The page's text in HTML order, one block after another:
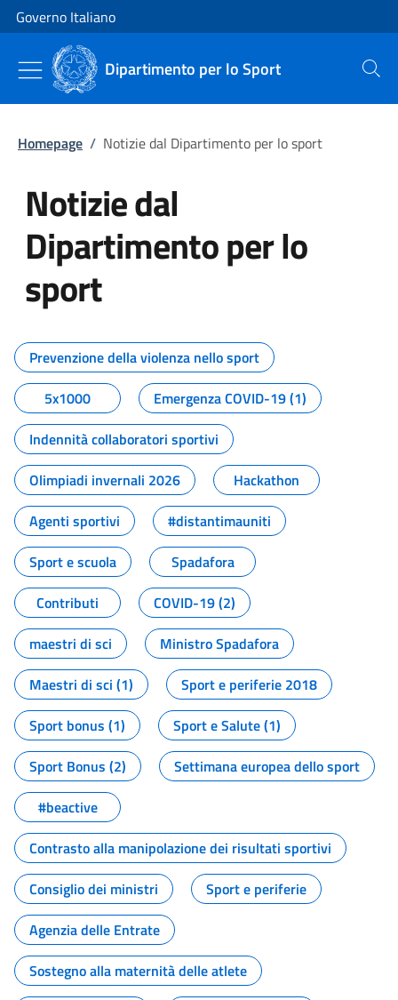
Vai al contenuto
Vai alla navigazione del sito
Governo Italiano
Dipartimento per lo Sport Cerca
Homepage / Notizie dal Dipartimento per lo sport
Notizie dal
Dipartimento per lo
sport
Tutti i contenuti della pagina
Prevenzione della violenza nello sport
5x1000
Emergenza COVID-19 (1)
Indennità collaboratori sportivi
Olimpiadi invernali 2026
Hackathon
Agenti sportivi
#distantimauniti
Sport e scuola
Spadafora
Contributi
COVID-19 (2)
maestri di sci
Ministro Spadafora
Maestri di sci (1)
Sport e periferie 2018
Sport bonus (1)
Sport e Salute (1)
Sport Bonus (2)
Settimana europea dello sport
#beactive
Contrasto alla manipolazione dei risultati sportivi
Consiglio dei ministri
Sport e periferie
Agenzia delle Entrate
Sostegno alla maternità delle atlete